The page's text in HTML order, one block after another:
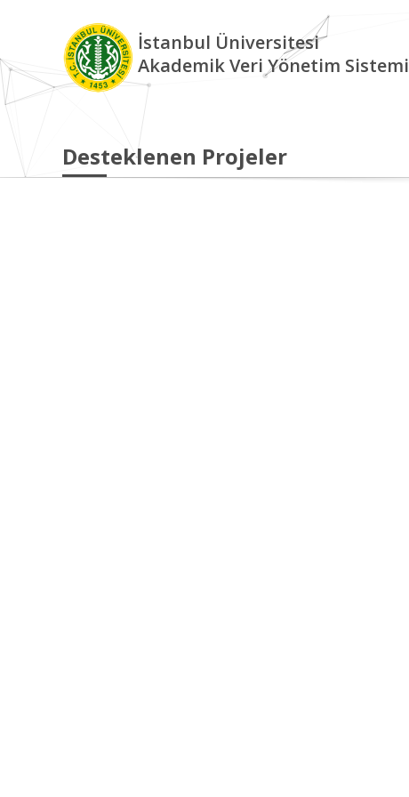
İstanbul Üniversitesi
Akademik Veri Yönetim Sistemi
Desteklenen Projeler